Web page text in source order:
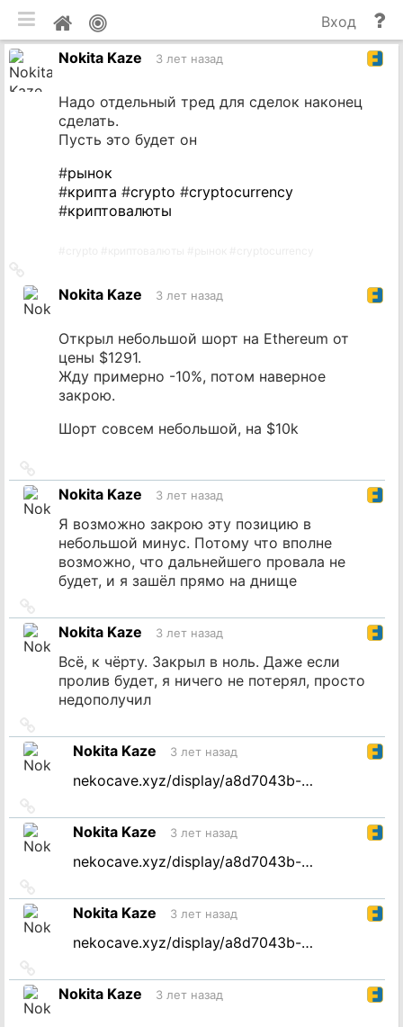
Мой
профиль
и
Вход
Nokita Kaze
3 лет назад
Надо отдельный тред для сделок наконец
сделать.
Пусть это будет он
#рынок
#крипта #crypto #cryptocurrency
#криптовалюты
на
источникNokita Kaze 3 лет назад
Открыл небольшой шорт на Ethereum от
цены $1291.
Жду примерно -10%, потом наверное
закрою.
Шорт совсем небольшой, на $10k
на
источник
Nokita Kaze 3 лет назад
Я возможно закрою эту позицию в
небольшой минус. Потому что вполне
возможно, что дальнейшего провала не
будет, и я зашёл прямо на днище
на
источник
Nokita Kaze 3 лет назад
Всё, к чёрту. Закрыл в ноль. Даже если
пролив будет, я ничего не потерял, просто
недополучил
на
источникNokita Kaze 3 лет назад
nekocave.xyz/display/a8d7043b-…
на
источникNokita Kaze 3 лет назад
nekocave.xyz/display/a8d7043b-…
на
источникNokita Kaze 3 лет назад
nekocave.xyz/display/a8d7043b-…
на
источник
Nokita Kaze 3 лет назад
мобильная версия